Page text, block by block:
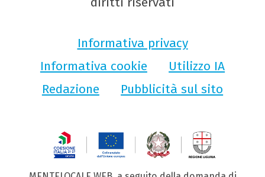
Informativa privacy
Informativa cookie
Utilizzo IA
Redazione
Pubblicità sul sito